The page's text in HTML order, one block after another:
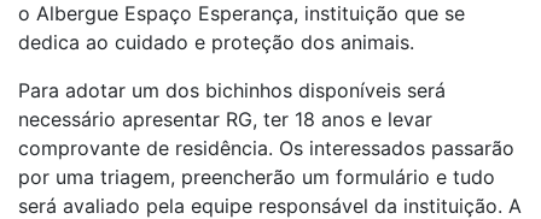
o Albergue Espaço Esperança, instituição que se
dedica ao cuidado e proteção dos animais.
Para adotar um dos bichinhos disponíveis será
necessário apresentar RG, ter 18 anos e levar
comprovante de residência. Os interessados passarão
por uma triagem, preencherão um formulário e tudo
será avaliado pela equipe responsável da instituição. A